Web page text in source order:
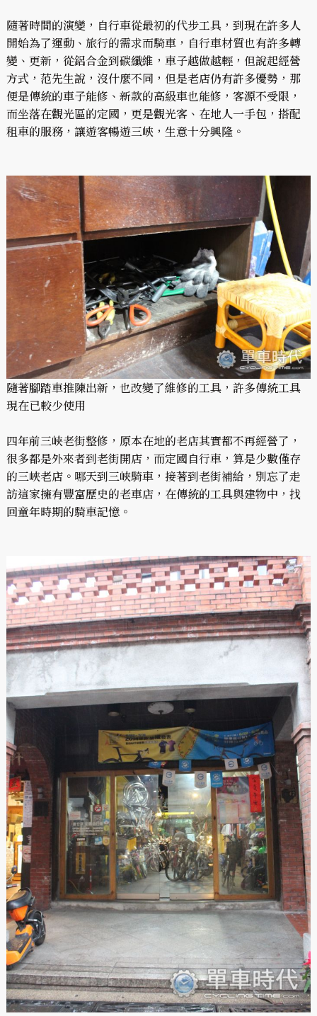
隨著時間的演變，自行車從最初的代步工具，到現在許多人
開始為了運動、旅行的需求而騎車，自行車材質也有許多轉
變、更新，從鋁合金到碳纖維，車子越做越輕，但說起經營
方式，范先生說，沒什麼不同，但是老店仍有許多優勢，那
便是傳統的車子能修、新款的高級車也能修，客源不受限，
而坐落在觀光區的定國，更是觀光客、在地人一手包，搭配
租車的服務，讓遊客暢遊三峽，生意十分興隆。
隨著腳踏車推陳出新，也改變了維修的工具，許多傳統工具
現在已較少使用
四年前三峽老街整修，原本在地的老店其實都不再經營了，
很多都是外來者到老街開店，而定國自行車，算是少數僅存
的三峽老店。哪天到三峽騎車，接著到老街補給，別忘了走
訪這家擁有豐富歷史的老車店，在傳統的工具與建物中，找
回童年時期的騎車記憶。